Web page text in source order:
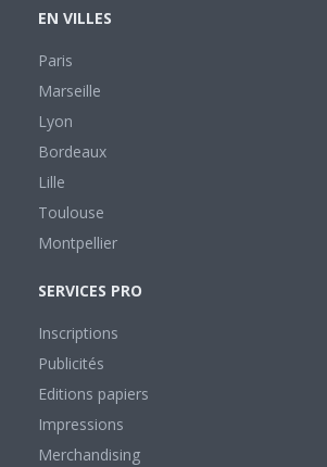
EN VILLES
Paris
Marseille
Lyon
Bordeaux
Lille
Toulouse
Montpellier
SERVICES PRO
Inscriptions
Publicités
Editions papiers
Impressions
Merchandising